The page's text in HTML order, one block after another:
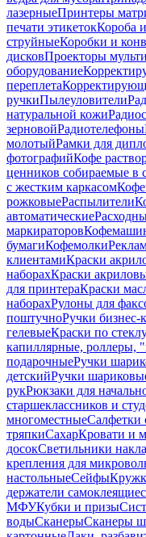
лазерныеПринтеры
печати этикетокКороба
струйныеКоробки и
дисковПроекторы
оборудование
переплета
ручкиПылеуловители
натуральной кожи
зерновойРадиотелефоны
молотыйРамки для
фотографийКофе
ценников собираемые в
с жестким каркасом
рожковыеРаспылители
автоматические
маркираторов
бумагиКофемолки
клиентамиКраски
наборахКраски
для принтераКраски
наборахРулоны для
поштучноРучки бизнес-
гелевыеКраски по
капиллярные, роллеры,
подарочныеРучки
детскийРучки
рукРюкзаки для
старшеклассников и
многоместныеСалфетки
тряпкиСахарКровати и
досокСветильники
крепления для
настольныеСейфы
держатели
МФУКубки и призы
водыСканерыСканеры